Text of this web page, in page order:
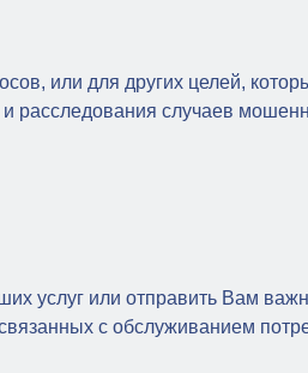
или для других целей,
расследования случаев
услуг или отправить Вам
с обслуживанием